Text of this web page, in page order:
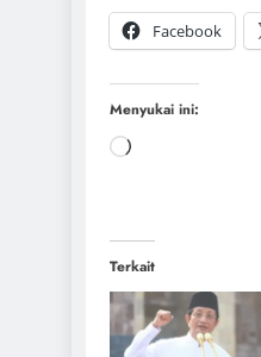
Facebook
Menyukai ini:
Terkait